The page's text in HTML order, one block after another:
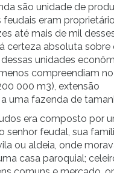
são unidade de
feudais eram
até mais de mil
certeza absoluta sobre
unidades
compreendiam
000 m3), extensão
uma fazenda de
era composto por
senhor feudal, sua
ou aldeia, onde
casa paroquial;